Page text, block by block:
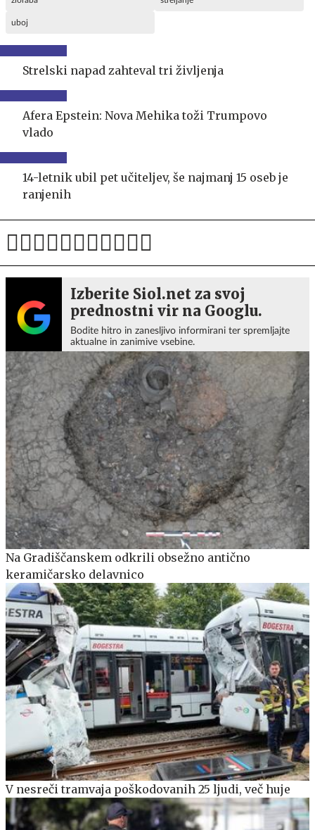
uboj
Strelski napad zahteval tri življenja
Afera Epstein: Nova Mehika toži Trumpovo
vlado
14-letnik ubil pet učiteljev, še najmanj 15 oseb je
ranjenih
Izberite Siol.net za svoj
prednostni vir na Googlu.
Bodite hitro in zanesljivo informirani ter spremljajte
aktualne in zanimive vsebine.
Na Gradiščanskem odkrili obsežno antično
keramičarsko delavnico
V nesreči tramvaja poškodovanih 25 ljudi, več huje